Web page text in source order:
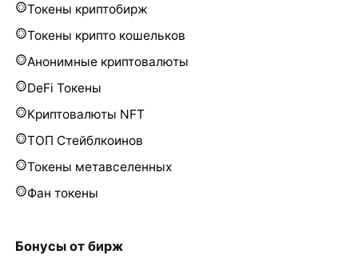
Токены криптобирж
Токены крипто кошельков
Анонимные криптовалюты
DeFi Токены
Криптовалюты NFT
ТОП Стейблкоинов
Токены метавселенных
Фан токены
Бонусы от бирж